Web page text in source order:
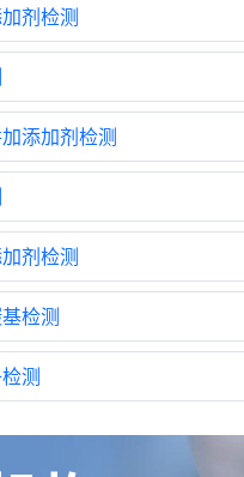
剂检测
添加剂检测
剂检测
检测
测